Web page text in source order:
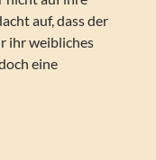
auf, dass der
ihr weibliches
eine